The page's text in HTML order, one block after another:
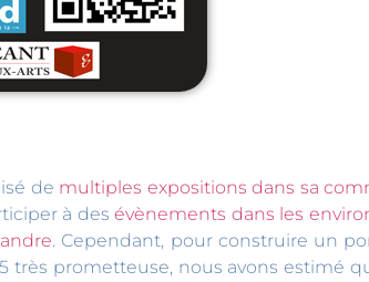
de multiples expositions dans sa
à desévènements dans les
. Cependant, pour construire un
prometteuse, nous avons estimé